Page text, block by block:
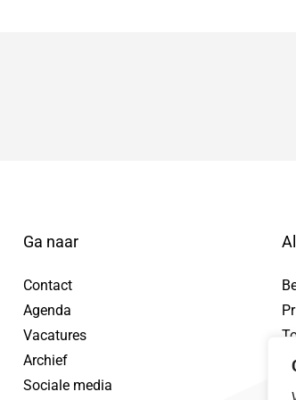
opent in nieuw tabblad
Ga naar
Contact
Agenda
Vacatures
Archief
Sociale media